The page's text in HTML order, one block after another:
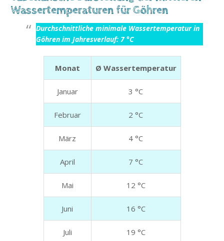
Wassertemperaturen für Göhren
Durchschnittliche minimale Wassertemperatur in
Göhren im Jahresverlauf: 7 °C
Monat Ø Wassertemperatur
Januar 3 °C
Februar 2 °C
März 4 °C
April 7 °C
Mai 12 °C
Juni 16 °C
Juli 19 °C